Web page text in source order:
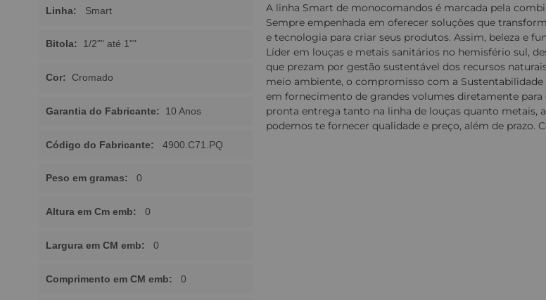
Linha: Smart
Bitola: 1/2"" até 1""
Cor: Cromado
Garantia do Fabricante: 10 Anos
Código do Fabricante: 4900.C71.PQ
Peso em gramas: 0
Altura em Cm emb: 0
Largura em CM emb: 0
Comprimento em CM emb: 0
A linha Smart de monocomandos é marcada pela
Sempre empenhada em oferecer soluções que
e tecnologia para criar seus produtos. Assim, beleza e
Líder em louças e metais sanitários no hemisfério sul,
que prezam por gestão sustentável dos recursos
meio ambiente, o compromisso com a
em fornecimento de grandes volumes diretamente
pronta entrega tanto na linha de louças quanto
podemos te fornecer qualidade e preço, além de prazo.